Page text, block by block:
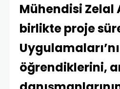
Mühendisi Zelal
birlikte proje
öğrendiklerini,